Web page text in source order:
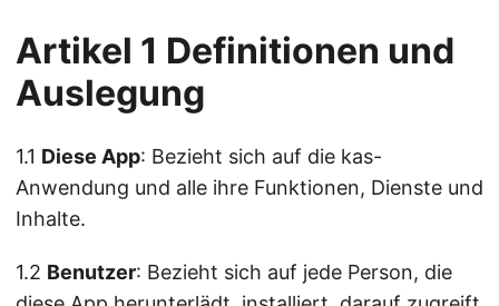
Artikel 1 Definitionen und
Auslegung
1.1 Diese App: Bezieht sich auf die kas-
Anwendung und alle ihre Funktionen, Dienste und
Inhalte.
1.2 Benutzer: Bezieht sich auf jede Person, die